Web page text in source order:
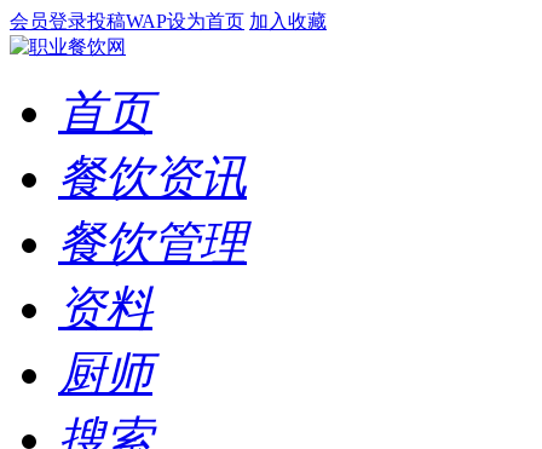
会员登录投稿WAP设为首页 加入收藏
首页
餐饮资讯
餐饮管理
资料
厨师